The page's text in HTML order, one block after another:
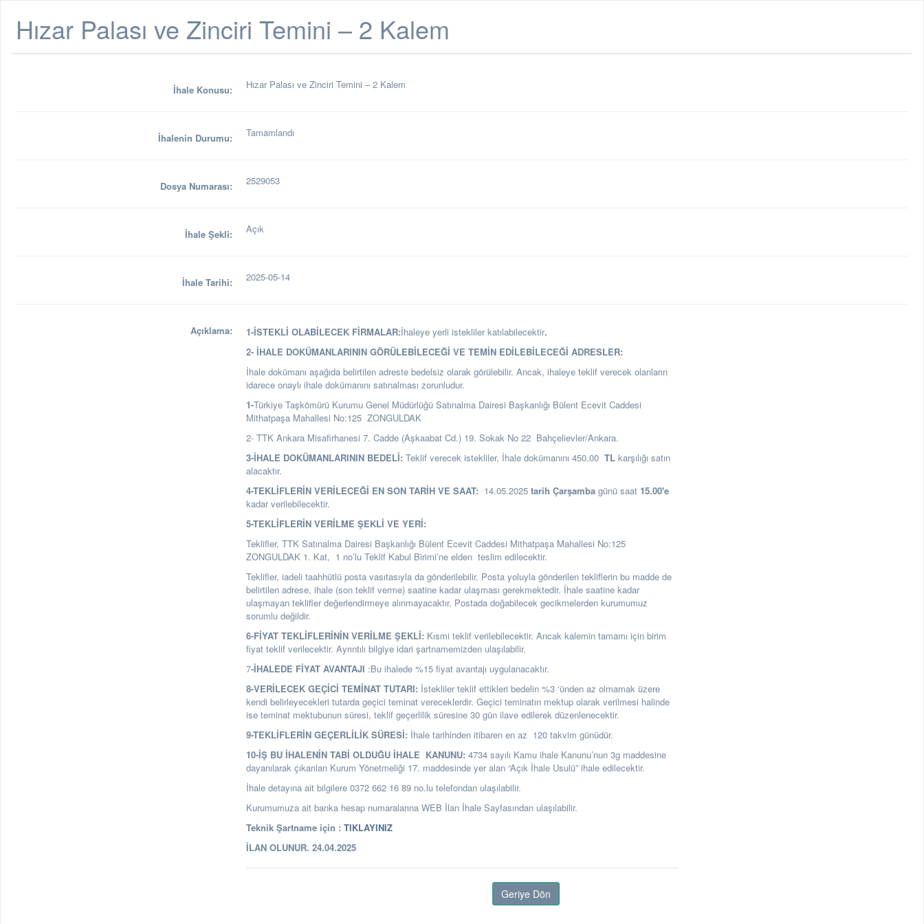
Hızar Palası ve Zinciri Temini – 2 Kalem
İhale Konusu: Hızar Palası ve Zinciri Temini – 2 Kalem
İhalenin Durumu: Tamamlandı
Dosya Numarası: 2529053
İhale Şekli: Açık
İhale Tarihi: 2025-05-14
Açıklama: 1-İSTEKLİ OLABİLECEK FİRMALAR:İhaleye yerli istekliler katılabilecektir.
2- İHALE DOKÜMANLARININ GÖRÜLEBİLECEĞİ VE TEMİN EDİLEBİLECEĞİ ADRESLER:
İhale dokümanı aşağıda belirtilen adreste bedelsiz olarak görülebilir. Ancak, ihaleye teklif verecek olanların
idarece onaylı ihale dokümanını satınalması zorunludur.
1-Türkiye Taşkömürü Kurumu Genel Müdürlüğü Satınalma Dairesi Başkanlığı Bülent Ecevit Caddesi
Mithatpaşa Mahallesi No:125 ZONGULDAK
2- TTK Ankara Misafirhanesi 7. Cadde (Aşkaabat Cd.) 19. Sokak No 22 Bahçelievler/Ankara.
3-İHALE DOKÜMANLARININ BEDELİ: Teklif verecek istekliler, İhale dokümanını 450,00 TLkarşılığı satın
alacaktır.
4-TEKLİFLERİN VERİLECEĞİ EN SON TARİH VE SAAT: 14.05.2025 tarih Çarşamba günü saat 15.00'e
kadar verilebilecektir.
5-TEKLİFLERİN VERİLME ŞEKLİ VE YERİ:
Teklifler, TTK Satınalma Dairesi Başkanlığı Bülent Ecevit Caddesi Mithatpaşa Mahallesi No:125
ZONGULDAK 1. Kat, 1 no’lu Teklif Kabul Birimi’ne elden teslim edilecektir.
Teklifler, iadeli taahhütlü posta vasıtasıyla da gönderilebilir. Posta yoluyla gönderilen tekliflerin bu madde de
belirtilen adrese, ihale (son teklif verme) saatine kadar ulaşması gerekmektedir. İhale saatine kadar
ulaşmayan teklifler değerlendirmeye alınmayacaktır. Postada doğabilecek gecikmelerden kurumumuz
sorumlu değildir.
6-FİYAT TEKLİFLERİNİN VERİLME ŞEKLİ: Kısmi teklif verilebilecektir. Ancak kalemin tamamı için birim
fiyat teklif verilecektir. Ayrıntılı bilgiye idari şartnamemizden ulaşılabilir.
7-İHALEDE FİYAT AVANTAJI :Bu ihalede %15 fiyat avantajı uygulanacaktır.
8-VERİLECEK GEÇİCİ TEMİNAT TUTARI: İstekliler teklif ettikleri bedelin %3 ‘ünden az olmamak üzere
kendi belirleyecekleri tutarda geçici teminat vereceklerdir. Geçici teminatın mektup olarak verilmesi halinde
ise teminat mektubunun süresi, teklif geçerlilik süresine 30 gün ilave edilerek düzenlenecektir.
9-TEKLİFLERİN GEÇERLİLİK SÜRESİ: İhale tarihinden itibaren en az 120 takvim günüdür.
10-İŞ BU İHALENİN TABİ OLDUĞU İHALE KANUNU: 4734 sayılı Kamu ihale Kanunu’nun 3g maddesine
dayanılarak çıkarılan Kurum Yönetmeliği 17. maddesinde yer alan “Açık İhale Usulü” ihale edilecektir.
İhale detayına ait bilgilere 0372 662 16 89 no.lu telefondan ulaşılabilir.
Kurumumuza ait banka hesap numaralarına WEB İlan İhale Sayfasından ulaşılabilir.
Teknik Şartname için : TIKLAYINIZ
İLAN OLUNUR. 24.04.2025
Geriye Dön